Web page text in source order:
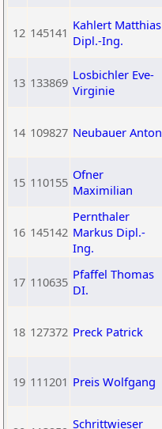
12 145141 Kahlert Matthias
Dipl.-Ing.
13 133869 Losbichler Eve-
Virginie
14 109827 Neubauer Anton
15 110155 Ofner
Maximilian
16 145142
Pernthaler
Markus Dipl.-
Ing.
17 110635 Pfaffel Thomas
DI.
18 127372 Preck Patrick
19 111201 Preis Wolfgang
Schrittwieser